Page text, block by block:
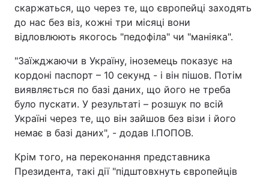
Екологія Регіони
Відео з Youtube Статті
Інтерв'ю Думки
Архів Вакансії
Контакти
скаржаться, що через те, що європейці заходять
до нас без віз, кожні три місяці вони
відловлюють якогось "педофіла" чи "маніяка".
"Заїжджаючи в Україну, іноземець показує на
кордоні паспорт – 10 секунд - і він пішов. Потім
виявляється по базі даних, що його не треба
було пускати. У результаті – розшук по всій
Україні через те, що він зайшов без візи і його
немає в базі даних", - додав І.ПОПОВ.
Крім того, на переконання представника
Президента, такі дії "підштовхнуть європейців